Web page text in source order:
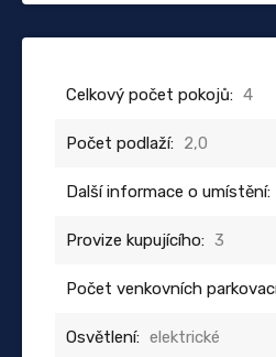
Celkový počet pokojů: 4
Počet podlaží: 2,0
Další informace o umístění:
Provize kupujícího: 3
Počet venkovních
Osvětlení: elektrické